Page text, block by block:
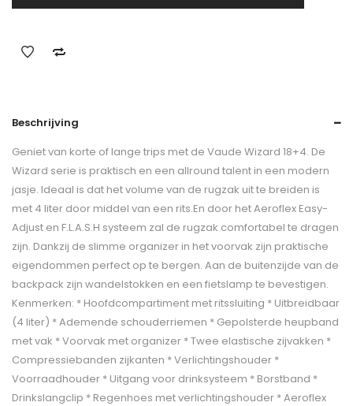
Beschrijving
Geniet van korte of lange trips met de Vaude Wizard 18+4. De
Wizard serie is praktisch en een allround talent in een modern
jasje. Ideaal is dat het volume van de rugzak uit te breiden is
met 4 liter door middel van een rits.En door het Aeroflex Easy-
Adjust en F.L.A.S.H systeem zal de rugzak comfortabel te dragen
zijn. Dankzij de slimme organizer in het voorvak zijn praktische
eigendommen perfect op te bergen. Aan de buitenzijde van de
backpack zijn wandelstokken en een fietslamp te bevestigen.
Kenmerken: * Hoofdcompartiment met ritssluiting * Uitbreidbaar
(4 liter) * Ademende schouderriemen * Gepolsterde heupband
met vak * Voorvak met organizer * Twee elastische zijvakken *
Compressiebanden zijkanten * Verlichtingshouder *
Voorraadhouder * Uitgang voor drinksysteem * Borstband *
Drinkslangclip * Regenhoes met verlichtingshouder * Aeroflex